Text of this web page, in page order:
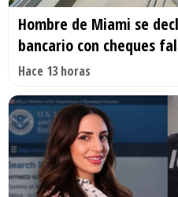
Hombre de Miami se
bancario con cheques
Hace 13 horas